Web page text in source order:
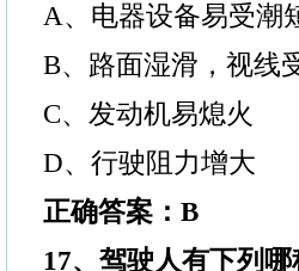
A、电器设备易受潮
B、路面湿滑，视线
C、发动机易熄火
D、行驶阻力增大
正确答案：B
17、驾驶人有下列